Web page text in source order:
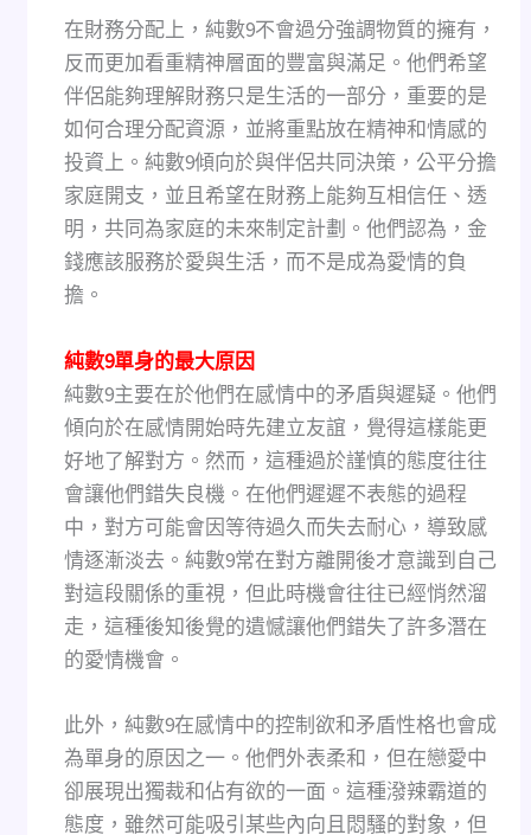
在財務分配上，純數9不會過分強調物質的擁有，
反而更加看重精神層面的豐富與滿足。他們希望
伴侶能夠理解財務只是生活的一部分，重要的是
如何合理分配資源，並將重點放在精神和情感的
投資上。純數9傾向於與伴侶共同決策，公平分擔
家庭開支，並且希望在財務上能夠互相信任、透
明，共同為家庭的未來制定計劃。他們認為，金
錢應該服務於愛與生活，而不是成為愛情的負
擔。
純數9單身的最大原因
純數9主要在於他們在感情中的矛盾與遲疑。他們
傾向於在感情開始時先建立友誼，覺得這樣能更
好地了解對方。然而，這種過於謹慎的態度往往
會讓他們錯失良機。在他們遲遲不表態的過程
中，對方可能會因等待過久而失去耐心，導致感
情逐漸淡去。純數9常在對方離開後才意識到自己
對這段關係的重視，但此時機會往往已經悄然溜
走，這種後知後覺的遺憾讓他們錯失了許多潛在
的愛情機會。
此外，純數9在感情中的控制欲和矛盾性格也會成
為單身的原因之一。他們外表柔和，但在戀愛中
卻展現出獨裁和佔有欲的一面。這種潑辣霸道的
態度，雖然可能吸引某些內向且悶騷的對象，但